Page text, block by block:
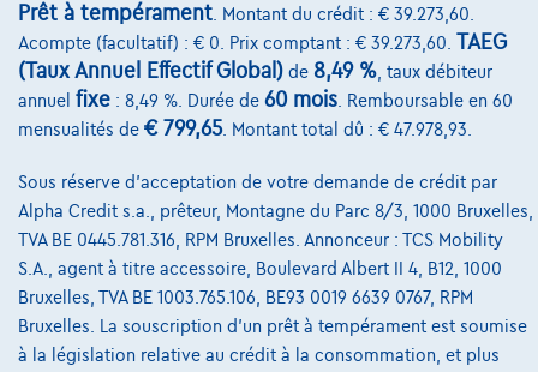
Dès €402,77/moiset une dernière mensualité de
€5.650,27
Découvrez l’exemple chiffré complet
7033 Cuesmes,Gvotreauto Mons
Comparer
Voir le véhicule
NOUVEAU PRIX
Prêt à tempérament . Montant du crédit : € 39.273,60.
Acompte (facultatif) : € 0. Prix comptant : € 39.273,60. TAEG
(Taux Annuel Effectif Global) de 8,49 % , taux débiteur
annuel fixe : 8,49 %. Durée de 60 mois . Remboursable en 60
mensualités de € 799,65. Montant total dû : € 47.978,93.
Sous réserve d'acceptation de votre demande de crédit par
Alpha Credit s.a., prêteur, Montagne du Parc 8/3, 1000 Bruxelles,
TVA BE 0445.781.316, RPM Bruxelles. Annonceur : TCS Mobility
S.A., agent à titre accessoire, Boulevard Albert II 4, B12, 1000
Bruxelles, TVA BE 1003.765.106, BE93 0019 6639 0767, RPM
Bruxelles. La souscription d'un prêt à tempérament est soumise
à la législation relative au crédit à la consommation, et plus